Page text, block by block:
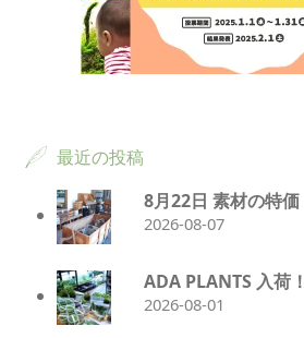
最近の投稿
8月22日 素材の特価
2026-08-07
ADA PLANTS 入荷！
2026-08-01